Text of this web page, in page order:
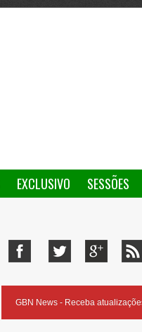
EXCLUSIVO
SESSÕES
GBN News - Receba